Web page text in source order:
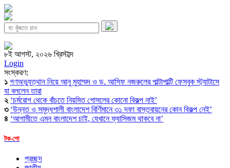
৮ই আগস্ট, ২০২৬ খ্রিস্টাব্দ
Login
সংস্করণ:
১ গণঅভ্যুত্থান নিয়ে আনু মুহাম্মদ ও ড. আসিফ নজরুলের পাল্টাপাল্টি ফেসবুক স্ট্যাটাসে
যা বললেন তারা
২ ‘চর্মরোগ থেকে বাঁচতে নিয়মিত গোসলের কোনো বিকল্প নাই’
৩ ‘উন্নত ও সমৃদ্ধশালী বাংলাদেশ বির্ণিমানে ৩১ দফা বাস্তবায়নের কোন বিকল্প নেই’
৪ ‘আগামীতে এমন বাংলাদেশ চাই, যেখানে ফ্যাসিজম থাকবে না’
টক-শো
প্রচ্ছদ